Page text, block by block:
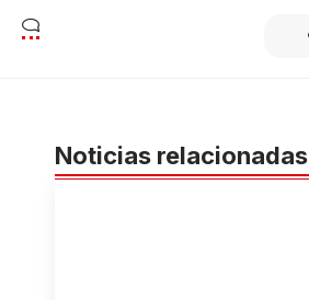
Noticias relacionadas